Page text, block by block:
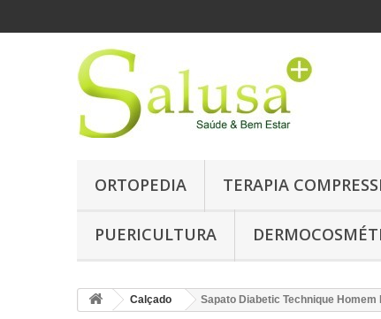
ORTOPEDIA TERAPIA
PUERICULTURA
Calçado Sapato Diabetic Technique Homem